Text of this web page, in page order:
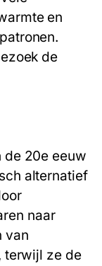
en
de
de 20e eeuw
alternatief
naar
van
terwijl ze de